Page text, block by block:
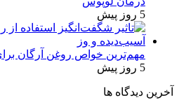
5 روز پیش
مهم‌ترین خواص روغن آرگان
5 روز پیش
آخرین دیدگاه ها